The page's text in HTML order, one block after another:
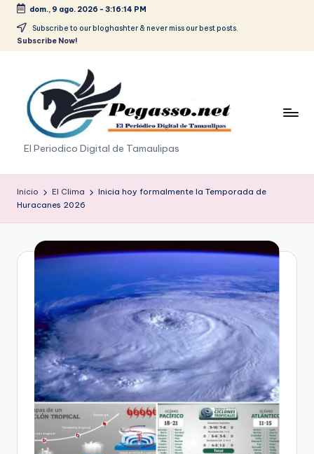
Saltar
dom., 9 ago. 2026 - 3:16:15 PM
Subscribe to our bloghashter & never miss our best posts.
Subscribe Now!
p
e
g
a
o
p
El Periodico Digital de Tamaulipas
Inicio El Clima
Inicia hoy formalmente la Temporada de
Huracanes 2026